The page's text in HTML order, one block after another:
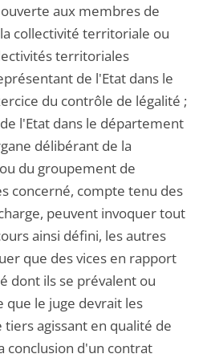
aux membres de
collectivité territoriale ou
territoriales
de l'Etat dans le
du contrôle de légalité ;
l'Etat dans le département
délibérant de la
du groupement de
concerné, compte tenu des
peuvent invoquer tout
ainsi défini, les autres
que des vices en rapport
dont ils se prévalent ou
que le juge devrait les
agissant en qualité de
conclusion d'un contrat